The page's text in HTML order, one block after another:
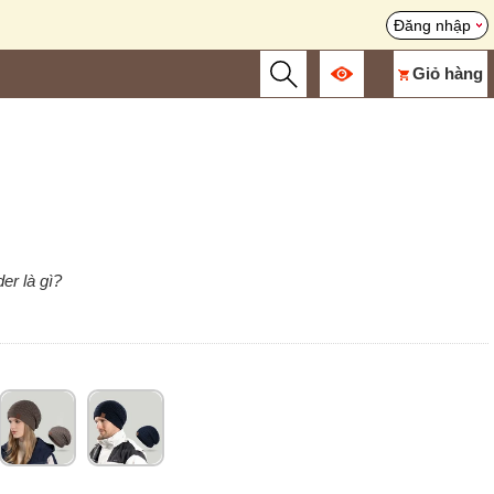
Đăng nhập
Giỏ hàng
là gì?